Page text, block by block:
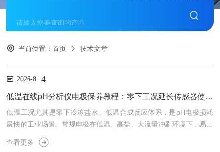
当前位置：首页 技术文章
2026-8 4
低温在线pH分析仪电极保养教程：零下工况延长传感器使用寿命技巧汇总
低温工况尤其是零下冷冻盐水、低温合成反应体系，是pH电极损耗
最快的工业场景。常规电极在低温、高盐、大流量冲刷环境下，易出
现玻璃膜脱水、凝胶电解质失效、液接界堵塞、响应变慢、测量漂移
等问题。相较于常温工况，低温在线pH传感器对使用、停机、清
查看更多